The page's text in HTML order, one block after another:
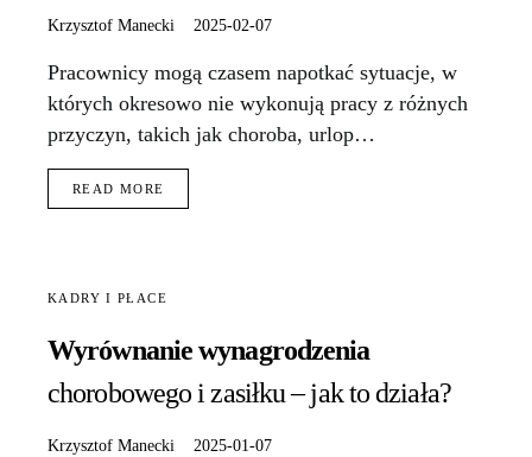
Krzysztof Manecki 2025-02-07
Pracownicy mogą czasem napotkać sytuacje, w
których okresowo nie wykonują pracy z różnych
przyczyn, takich jak choroba, urlop…
READ MORE
KADRY I PŁACE
Wyrównanie wynagrodzenia
chorobowego i zasiłku – jak to działa?
Krzysztof Manecki 2025-01-07